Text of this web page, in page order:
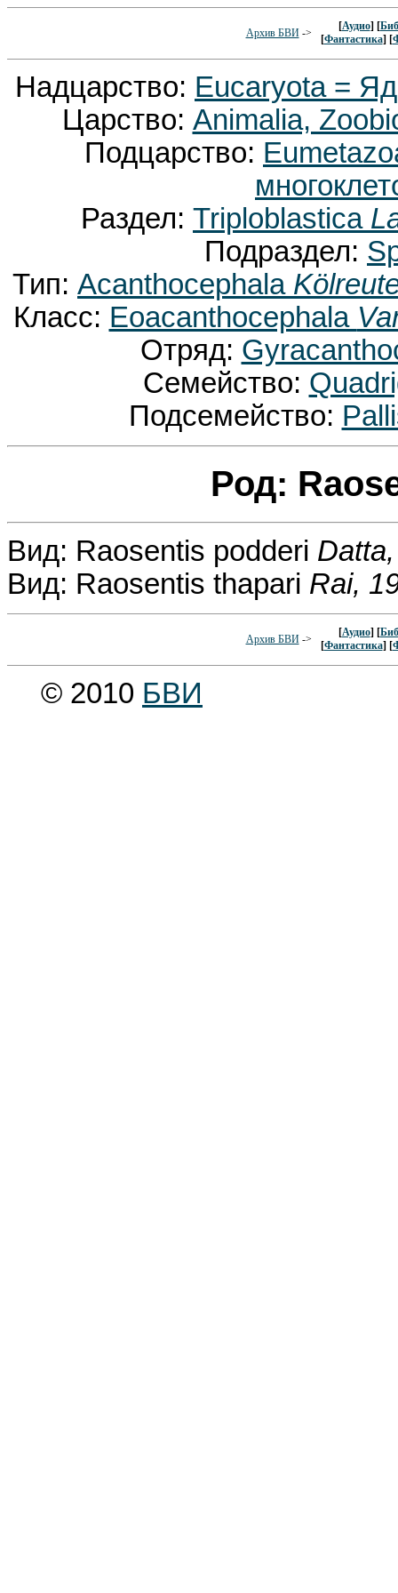
Архив БВИ->
[Аудио] [
[Фантастика] [
Надцарство: Eucaryota =
Царство: Animalia,
Подцарство:
Раздел: Triploblastica
Подраздел:
Тип: Acanthocephala
Класс: Eoacanthocephala
Отряд:
Семейство:
Подсемейство:
Род:
Вид: Raosentis podderi
Вид: Raosentis thapari Rai,
Архив БВИ->
[Аудио] [
[Фантастика] [
© 2010 БВИ